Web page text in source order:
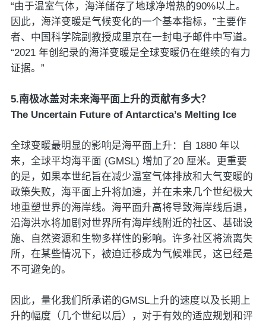
“由于温室气体，海洋储存了地球净增热的90%以上。
因此，海洋变暖是气候变化的一个基本指标，”主要作
者、中国科学院副教授成里京在一封电子邮件中写道。
“2021 年创纪录的海洋变暖是全球变暖仍在继续的有力
证据。”
5.南极冰盖对未来海平面上升的贡献有多大？
The Uncertain Future of Antarctica’s Melting Ice
全球变暖最明显的影响是海平面上升：自 1880 年以
来，全球平均海平面 (GMSL) 增加了20 厘米。更重要
的是，如果本世纪旨在减少温室气体排放和大气变暖的
政策失败，海平面上升将加速，并在未来几个世纪极大
地重塑世界的海岸线。海平面升高将导致海岸线后退，
沿海洪水将加剧对世界所有海岸线附近的社区、基础设
施、自然资源和生物多样性的影响。许多社区将流离失
所，在某些情况下，被迫迁移成为气候难民，这已经是
不可避免的。
因此，量化我们所承诺的GMSL上升的速度以及长期上
升的幅度（几个世纪以后），对于有效的适应规划和评